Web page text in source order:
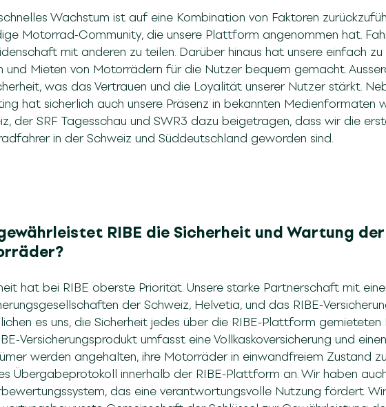
Wachstum ist auf eine Kombination von Faktoren
Motorrad-Community, die unsere Plattform angenommen hat.
mit anderen zu teilen. Darüber hinaus hat unsere einfach
und Mieten von Motorrädern für die Nutzer bequem gemacht.
was das Vertrauen und die Loyalität unserer Nutzer stärkt.
hat sicherlich auch unsere Präsenz in bekannten Medienformaten
der SRF Tagesschau und SWR3 dazu beigetragen, dass wir die
in der Schweiz und Süddeutschland geworden sind.
RIBE die Sicherheit und Wartung
hat bei RIBE oberste Priorität. Unsere starke Partnerschaft mit
der Schweiz, Helvetia, und das RIBE-
es uns, die Sicherheit jedes über die RIBE-Plattform
Versicherungsprodukt umfasst eine Vollkaskoversicherung und
werden angehalten, ihre Motorräder in einwandfreiem Zustand
Übergabeprotokoll innerhalb der RIBE-Plattform an. Wir haben
das eine verantwortungsvolle Nutzung fördert.